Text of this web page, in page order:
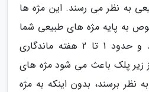
به نظر می رسند. این مژه ها
پایه مژه های طبیعی شما
از زیر چسبیده می شوند و حدود 1 تا 2 هفته ماندگاری
زیر پلک باعث می شود مژه های
نظر برسند، بدون اینکه به مژه